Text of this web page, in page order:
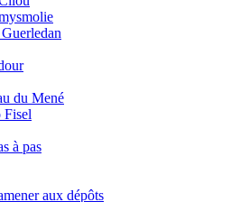
du Mené
Fisel
à pas
aux dépôts